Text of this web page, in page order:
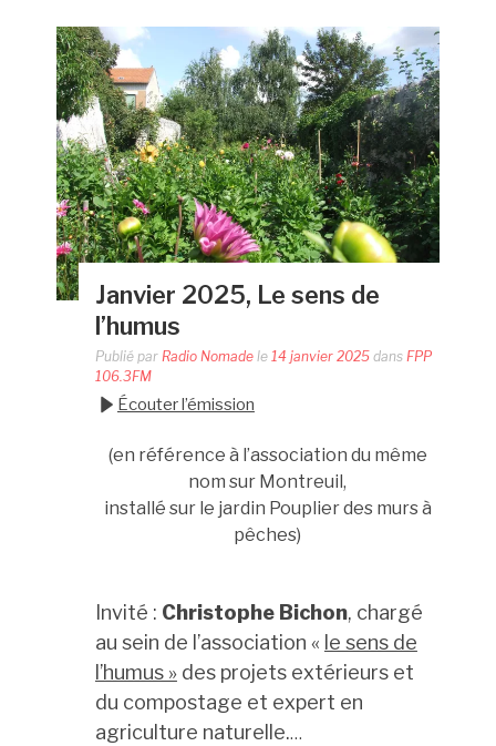
Janvier 2025, Le sens de
l’humus
Publié par Radio Nomadele 14 janvier 2025dans FPP
106.3FM
Écouter l’émission
(en référence à l’association du même
nom sur Montreuil,
installé sur le jardin Pouplier des murs à
pêches)
nvité : Christophe Bichon, chargé
au sein de l’association « le sens de
l’humus »des projets extérieurs et
du compostage et expert en
agriculture naturelle.…